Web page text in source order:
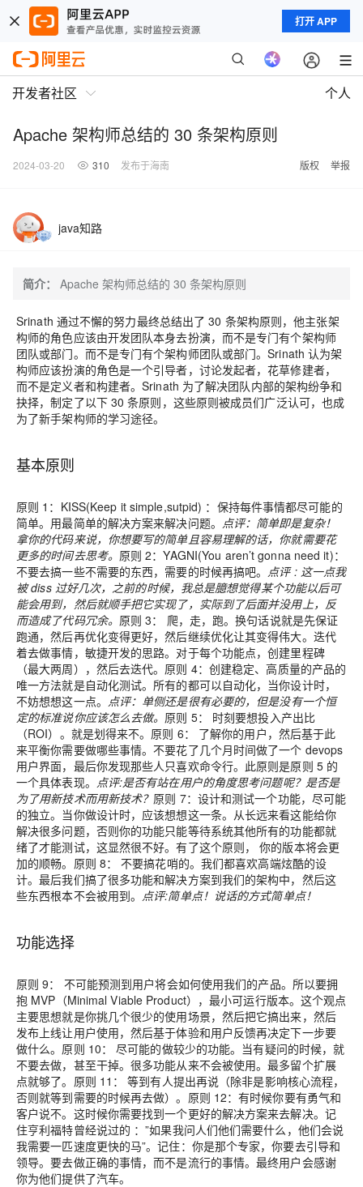
打开 APP
开发者社区 个人
Apache 架构师总结的 30 条架构原则
2024-03-20 310 发布于海南 版权 举报
java知路
简介： Apache 架构师总结的 30 条架构原则
Srinath 通过不懈的努力最终总结出了 30 条架构原则，他主张架
构师的角色应该由开发团队本身去扮演，而不是专门有个架构师
团队或部门。 而不是专门有个架构师团队或部门。Srinath 认为架
构师应该扮演的角色是一个引导者，讨论发起者，花草修建者，
而不是定义者和构建者。Srinath 为了解决团队内部的架构纷争和
抉择，制定了以下 30 条原则，这些原则被成员们广泛认可，也成
为了新手架构师的学习途径。
基本原则
原则 1： KISS(Keep it simple,sutpid) ：保持每件事情都尽可能的
简单。用最简单的解决方案来解决问题。 点评：简单即是复杂！
拿你的代码来说，你想要写的简单且容易理解的话，你就需要花
更多的时间去思考。 原则 2：YAGNI(You aren’t gonna need it)：
不要去搞一些不需要的东西，需要的时候再搞吧。 点评: 这一点我
被 diss 过好几次，之前的时候，我总是臆想觉得某个功能以后可
能会用到，然后就顺手把它实现了，实际到了后面并没用上，反
而造成了代码冗余。 原则 3：
爬，走，跑。换句话说就是先保证
跑通，然后再优化变得更好，然后继续优化让其变得伟大。迭代
着去做事情，敏捷开发的思路。对于每个功能点，创建里程碑
（最大两周），然后去迭代。 原则 4： 创建稳定、高质量的产品的
唯一方法就是自动化测试。所有的都可以自动化，当你设计时，
不妨想想这一点。 点评：单侧还是很有必要的，但是没有一个恒
定的标准说你应该怎么去做。 原则 5：
时刻要想投入产出比
（ROI）。就是划得来不。 原则 6：
了解你的用户，然后基于此
来平衡你需要做哪些事情。不要花了几个月时间做了一个 devops
用户界面，最后你发现那些人只喜欢命令行。此原则是原则 5 的
一个具体表现。 点评:是否有站在用户的角度思考问题呢？是否是
为了用新技术而用新技术？ 原则 7： 设计和测试一个功能，尽可能
的独立。当你做设计时，应该想想这一条。从长远来看这能给你
解决很多问题，否则你的功能只能等待系统其他所有的功能都就
绪了才能测试，这显然很不好。有了这个原则， 你的版本将会更
加的顺畅。 原则 8：
不要搞花哨的。我们都喜欢高端炫酷的设
计。最后我们搞了很多功能和解决方案到我们的架构中，然后这
些东西根本不会被用到。 点评:简单点！说话的方式简单点！
功能选择
原则 9：
不可能预测到用户将会如何使用我们的产品。所以要拥
抱 MVP（Minimal Viable Product），最小可运行版本。这个观点
主要思想就是你挑几个很少的使用场景，然后把它搞出来，然后
发布上线让用户使用，然后基于体验和用户反馈再决定下一步要
做什么。 原则 10：
尽可能的做较少的功能。当有疑问的时候，就
不要去做，甚至干掉。很多功能从来不会被使用。最多留个扩展
点就够了。 原则 11：
等到有人提出再说（除非是影响核心流程，
否则就等到需要的时候再去做）。 原则 12：有时候你要有勇气和
客户说不。这时候你需要找到一个更好的解决方案来去解决。记
住亨利福特曾经说过的 ：”如果我问人们他们需要什么，他们会说
我需要一匹速度更快的马”。记住：你是那个专家，你要去引导和
领导。要去做正确的事情，而不是流行的事情。最终用户会感谢
你为他们提供了汽车。